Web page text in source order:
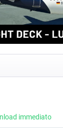
MSFS
immediato